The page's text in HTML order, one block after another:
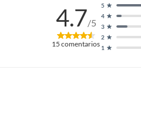
4.7/5
15 comentarios 1
2
3
4
5